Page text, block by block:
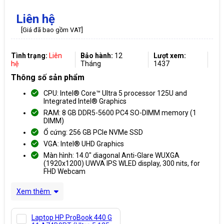
Liên hệ
[Giá đã bao gồm VAT]
Tình trạng: Liên
hệ
Bảo hành: 12
Tháng
Lượt xem:
1437
Thông số sản phẩm
CPU: Intel® Core™ Ultra 5 processor 125U and
Integrated Intel® Graphics
RAM: 8 GB DDR5-5600 PC4 SO-DIMM memory (1
DIMM)
Ổ cứng: 256 GB PCIe NVMe SSD
VGA: Intel® UHD Graphics
Màn hình: 14.0" diagonal Anti-Glare WUXGA
(1920x1200) UWVA IPS WLED display, 300 nits, for
FHD Webcam
Xem thêm
Laptop HP ProBook 440 G